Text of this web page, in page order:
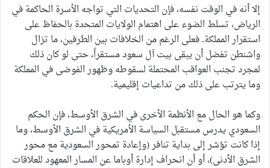
إلا أنه في الوقت نفسه، فإن التحديات التي تواجه الأسرة الحاكمة في
الرياض، تسلط الضوء على اهتمام الولايات المتحدة بالحفاظ على
استقرار المملكة. فعلى الرغم من الخلافات بين الطرفين، ما تزال
واشنطن تفضل أن يبقى بيت آل سعود مستقراً، حتى لو كان ذلك
لمجرد تجنب العواقب المحتملة لسقوطه وظهور الفوضى في المملكة
وما يترتب على ذلك من تداعيات إقليمية.
وكما هو الحال مع الأنظمة الأخرى في الشرق الأوسط، فإن الحكم
السعودي يدرس مستقبل السياسة الأمريكية في الشرق الأوسط، وما
إذا كانت تؤشر إلى بداية تنافر (وإعادة تمحور السعودية مع محور
الشرق الأدنى)، أو أن انحراف إدارة أوباما عن المسار المعهود للعلاقات